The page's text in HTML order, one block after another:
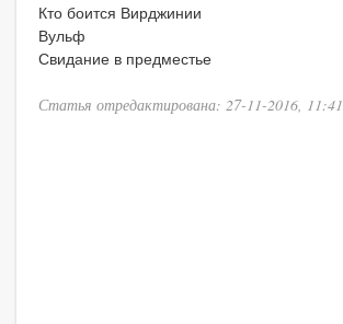
Кто боится Вирджинии
Вульф
Свидание в предместье
Статья отредактирована: 27-11-2016, 11:41